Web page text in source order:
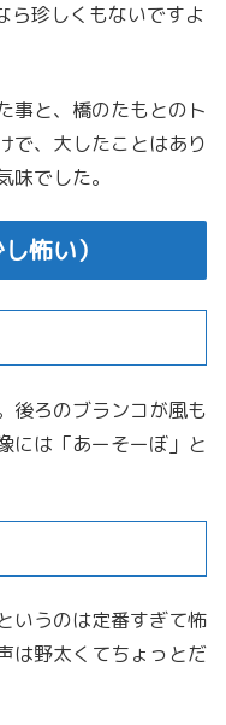
ら珍しくもないですよ
事と、橋のたもとのト
で、大したことはあり
でした。
怖い）
後ろのブランコが風も
には「あーそーぼ」と
いうのは定番すぎて怖
は野太くてちょっとだ